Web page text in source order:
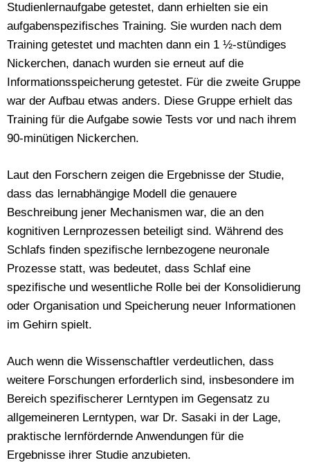
Studienlernaufgabe getestet, dann erhielten sie ein
aufgabenspezifisches Training. Sie wurden nach dem
Training getestet und machten dann ein 1 ½-stündiges
Nickerchen, danach wurden sie erneut auf die
Informationsspeicherung getestet. Für die zweite Gruppe
war der Aufbau etwas anders. Diese Gruppe erhielt das
Training für die Aufgabe sowie Tests vor und nach ihrem
90-minütigen Nickerchen.
Laut den Forschern zeigen die Ergebnisse der Studie,
dass das lernabhängige Modell die genauere
Beschreibung jener Mechanismen war, die an den
kognitiven Lernprozessen beteiligt sind. Während des
Schlafs finden spezifische lernbezogene neuronale
Prozesse statt, was bedeutet, dass Schlaf eine
spezifische und wesentliche Rolle bei der Konsolidierung
oder Organisation und Speicherung neuer Informationen
im Gehirn spielt.
Auch wenn die Wissenschaftler verdeutlichen, dass
weitere Forschungen erforderlich sind, insbesondere im
Bereich spezifischerer Lerntypen im Gegensatz zu
allgemeineren Lerntypen, war Dr. Sasaki in der Lage,
praktische lernfördernde Anwendungen für die
Ergebnisse ihrer Studie anzubieten.